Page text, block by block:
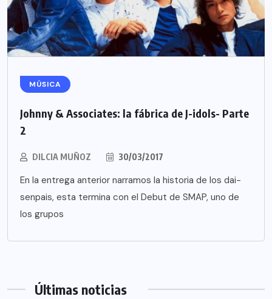
MÚSICA
Johnny & Associates: la fábrica de J-idols- Parte
2
DILCIA MUÑOZ 30/03/2017
En la entrega anterior narramos la historia de los dai-
senpais, esta termina con el Debut de SMAP, uno de
los grupos
Últimas noticias